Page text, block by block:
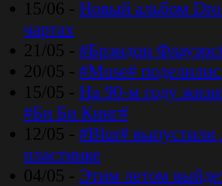
15/06 - Новый альбом
чартах
21/05 - #Брэндон
20/05 - #Muse#
15/05 - На 90-м году
#Би Би Кинг#
12/05 - #Blur# выпустили
пластинке
04/05 - Этим летом